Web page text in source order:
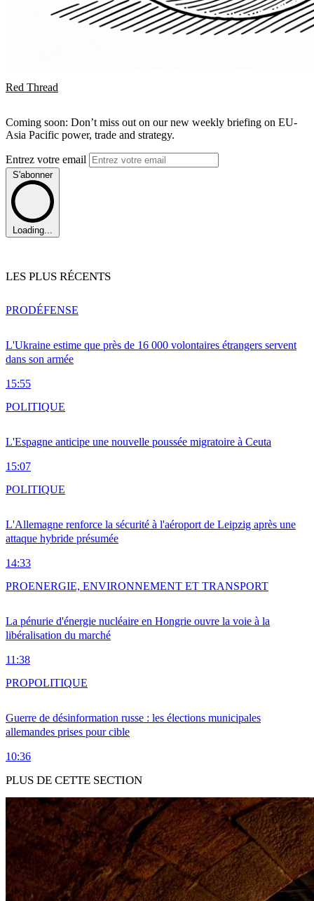
Red Thread
Coming soon: Don’t miss out on our new weekly briefing on EU-
Asia Pacific power, trade and strategy.
Entrez votre email
S'abonner
Loading...
LES PLUS RÉCENTS
L'Ukraine estime que près de 16 000 volontaires étrangers servent
dans son armée
15:55
PRODÉFENSE
L'Espagne anticipe une nouvelle poussée migratoire à Ceuta
15:07
POLITIQUE
L'Allemagne renforce la sécurité à l'aéroport de Leipzig après une
attaque hybride présumée
14:33
POLITIQUE
La pénurie d'énergie nucléaire en Hongrie ouvre la voie à la
libéralisation du marché
11:38
PROENERGIE, ENVIRONNEMENT ET TRANSPORT
Guerre de désinformation russe : les élections municipales
allemandes prises pour cible
10:36
PROPOLITIQUE
PLUS DE CETTE SECTION